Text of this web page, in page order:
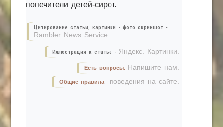
попечители детей-сирот.
Цитирование статьи, картинки - фото скриншот -
Rambler News Service.
Иллюстрация к статье - Яндекс. Картинки.
Есть вопросы. Напишите нам.
Общие правила поведения на сайте.